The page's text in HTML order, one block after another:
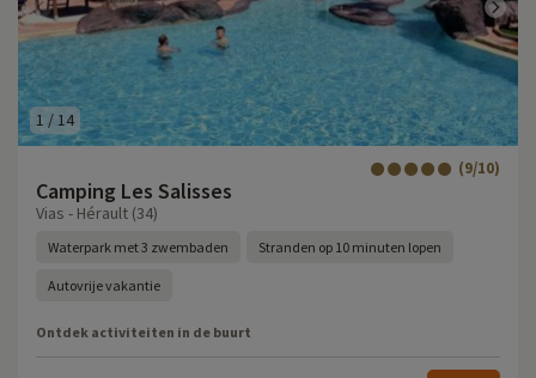
1 /14
Camping Les Salisses
(9/10)
Vias - Hérault (34)
Waterpark met 3 zwembaden Stranden op 10 minuten lopen
Autovrije vakantie
Ontdek activiteiten in de buurt